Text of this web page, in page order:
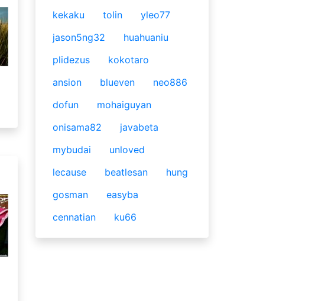
kekaku
tolin
yleo77
jason5ng32
huahuaniu
plidezus
kokotaro
ansion
blueven
neo886
dofun
mohaiguyan
onisama82
javabeta
mybudai
unloved
lecause
beatlesan
hung
gosman
easyba
cennatian
ku66